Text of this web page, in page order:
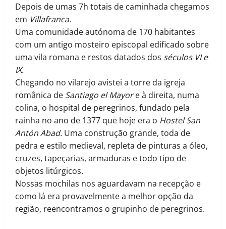
Depois de umas 7h totais de caminhada chegamos
em Villafranca.
Uma comunidade autónoma de 170 habitantes
com um antigo mosteiro episcopal edificado sobre
uma vila romana e restos datados dos séculos VI e
IX.
Chegando no vilarejo avistei a torre da igreja
românica de Santiago el Mayore à direita, numa
colina, o hospital de peregrinos, fundado pela
rainha no ano de 1377 que hoje era o Hostel San
Antón Abad. Uma construção grande, toda de
pedra e estilo medieval, repleta de pinturas a óleo,
cruzes, tapeçarias, armaduras e todo tipo de
objetos litúrgicos.
Nossas mochilas nos aguardavam na recepção e
como lá era provavelmente a melhor opção da
região, reencontramos o grupinho de peregrinos.